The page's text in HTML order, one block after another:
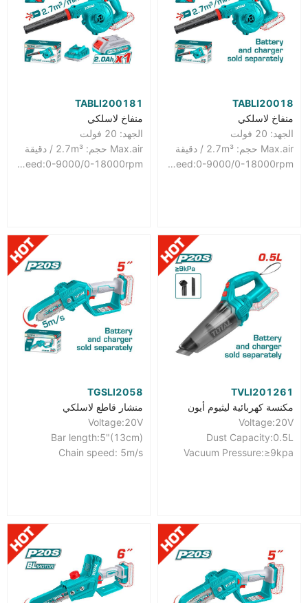
TABLI20018
منفاخ لاسلكي
الجهد: 20 فولت
Max.air حجم: 2.7m³ / دقيقة
No-load speed:0-9000/0-18000rpm
TABLI200181
منفاخ لاسلكي
الجهد: 20 فولت
Max.air حجم: 2.7m³ / دقيقة
No-load speed:0-9000/0-18000rpm
TVLI201261
مكنسة كهربائية ليثيوم أيون
Voltage:20V
Dust Capacity:0.5L
Vacuum Pressure:≥9kpa
TGSLI2058
منشار قاطع لاسلكي
Voltage:20V
Bar length:5"(13cm)
Chain speed: 5m/s